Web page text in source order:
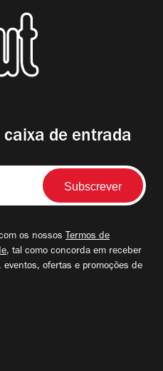
caixa de entrada
os nossos Termos de
, tal como concorda em receber
ofertas e promoções de